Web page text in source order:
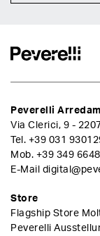
Peverelli
Via Clerici, 9 -
Tel. +39 031
Mob. +39 349
E-Mail
Store
Flagship Store
Peverelli